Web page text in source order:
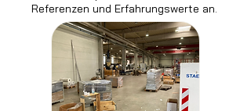
Referenzen und Erfahrungswerte an.